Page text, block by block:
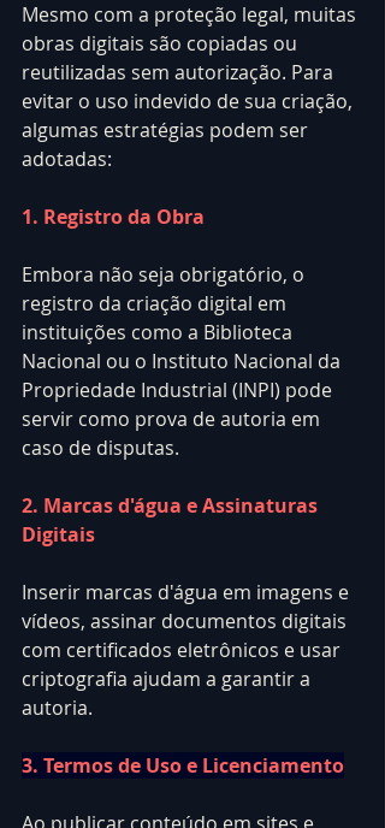
Mesmo com a proteção legal, muitas
obras digitais são copiadas ou
reutilizadas sem autorização. Para
evitar o uso indevido de sua criação,
algumas estratégias podem ser
adotadas:
1. Registro da Obra
Embora não seja obrigatório, o
registro da criação digital em
instituições como a Biblioteca
Nacional ou o Instituto Nacional da
Propriedade Industrial (INPI) pode
servir como prova de autoria em
caso de disputas.
2. Marcas d'água e Assinaturas
Digitais
Inserir marcas d'água em imagens e
vídeos, assinar documentos digitais
com certificados eletrônicos e usar
criptografia ajudam a garantir a
autoria.
3. Termos de Uso e Licenciamento